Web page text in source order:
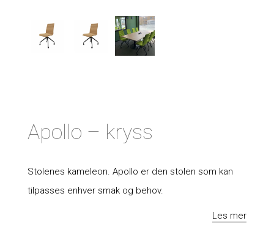
Apollo – kryss
Stolenes kameleon. Apollo er den stolen som kan
tilpasses enhver smak og behov.
Les mer